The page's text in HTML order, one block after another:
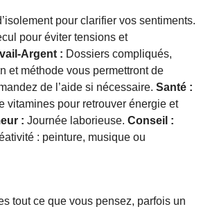
pour clarifier vos sentiments.
pour éviter tensions et
Argent : Dossiers compliqués,
et méthode vous permettront de
de l’aide si nécessaire. Santé :
vitamines pour retrouver énergie et
: Journée laborieuse. Conseil :
: peinture, musique ou
tout ce que vous pensez, parfois un